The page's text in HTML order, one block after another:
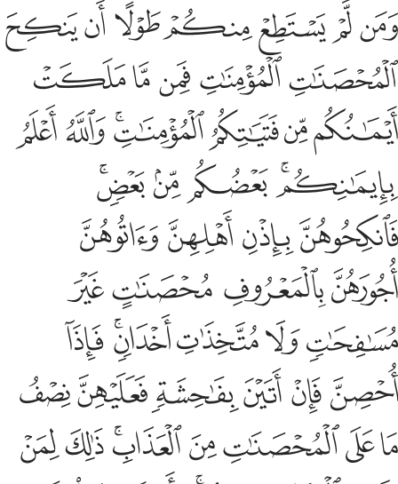
ومن لم يستطع منكم طولا ان ينكح المحصنات المومنات فمن ما ملكت
وَمَن لَّمْ يَسْتَطِعْ مِنكُمْ طَوْلًا أَن يَنكِحَ ٱلْمُحْصَنَـٰتِ ٱلْمُؤْمِنَـٰتِ فَمِن
ﱲﱳﱴﱵﱶﱷﱸ
ﱹﱺﱻﱼﱽ
ﱾﱿﲀﲁﲂﲃﲄ
ﲅﲆﲇﲈﲉﲊ
ﲋﲌﲍﲎ
ﲏﲐ ﲑﲒ
ﲓﲔﲕﲖﲗ ﲘ
ﲙﲚﲛﲜﲝﲞ
ﲟﲠﲡﲢﲣﲤﲥﲦ